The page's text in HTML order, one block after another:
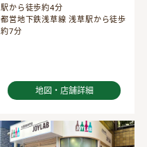
駅から徒歩約4分
都営地下鉄浅草線 浅草駅から徒歩
約7分
地図・店舗詳細